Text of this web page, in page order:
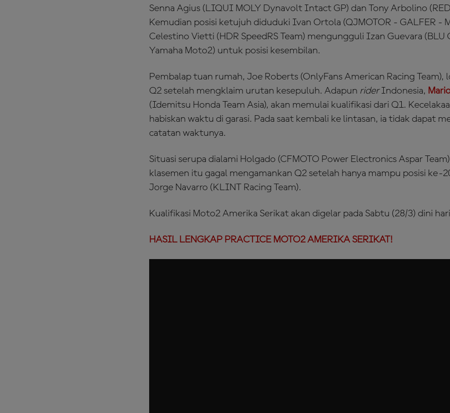
Senna Agius (LIQUI MOLY Dynavolt Intact GP) dan Tony Arbolino
Kemudian posisi ketujuh diduduki Ivan Ortola (QJMOTOR - GALFER -
Celestino Vietti (HDR SpeedRS Team) mengungguli Izan Guevara (BLU
Yamaha Moto2) untuk posisi kesembilan.
Pembalap tuan rumah, Joe Roberts (OnlyFans American Racing Team),
Q2 setelah mengklaim urutan kesepuluh. Adapun riderIndonesia,
(Idemitsu Honda Team Asia), akan memulai kualifikasi dari Q1.
habiskan waktu di garasi. Pada saat kembali ke lintasan, ia tidak dapat
catatan waktunya.
Situasi serupa dialami Holgado (CFMOTO Power Electronics Aspar
klasemen itu gagal mengamankan Q2 setelah hanya mampu posisi ke-
Jorge Navarro (KLINT Racing Team).
Kualifikasi Moto2 Amerika Serikat akan digelar pada Sabtu (28/3) dini
HASIL LENGKAP PRACTICE MOTO2 AMERIKA SERIKAT!